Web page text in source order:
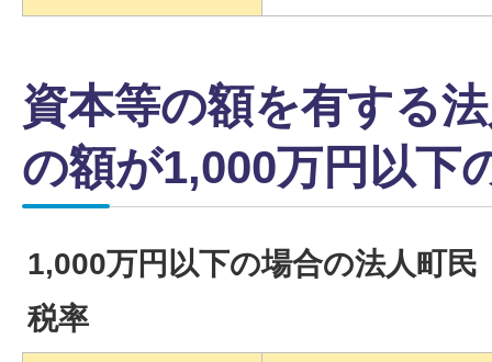
資本等の額を有する
の額が1,000万円以下
1,000万円以下の場合の法人町民
税率